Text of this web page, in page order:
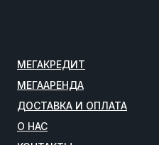
МЕГАКРЕДИТ
МЕГААРЕНДА
ДОСТАВКА И ОПЛАТА
О НАС